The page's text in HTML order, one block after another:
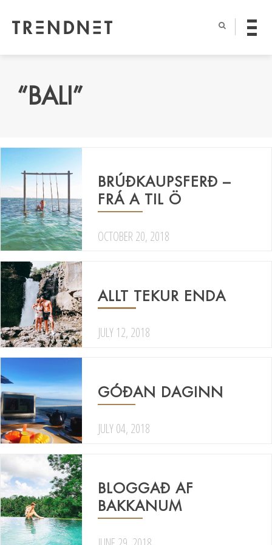
“BALI”
BRÚÐKAUPSFERÐ –
FRÁ A TIL Ö
OCTOBER 20, 2018
ALLT TEKUR ENDA
JULY 12, 2018
GÓÐAN DAGINN
JULY 04, 2018
BLOGGAÐ AF
BAKKANUM